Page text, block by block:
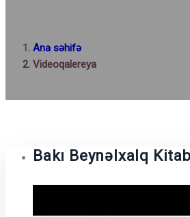
Ana səhifə
Videoqalereya
Bakı Beynəlxalq